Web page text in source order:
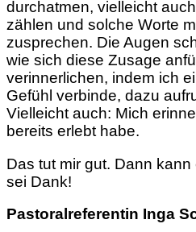
durchatmen, vielleicht
zählen und solche Worte
zusprechen. Die Augen
wie sich diese Zusage
verinnerlichen, indem ich
Gefühl verbinde, dazu
Vielleicht auch: Mich
bereits erlebt habe.
Das tut mir gut. Dann
sei Dank!
Pastoralreferentin Inga